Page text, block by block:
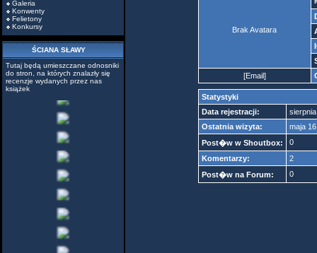
Galeria
Konwenty
Felietony
Konkursy
ŚCIANA SŁAWY
Tutaj będą umieszczane odnosniki
do stron, na których znalazły się
recenzje wydanych przez nas
książek
Brak Avatara
[Email]
Statystyki
Data rejestracji:
Ostatnia wizyta:
maja
Post�w w Shoutbox:
0
Komentarzy:
2
Post�w na Forum:
0